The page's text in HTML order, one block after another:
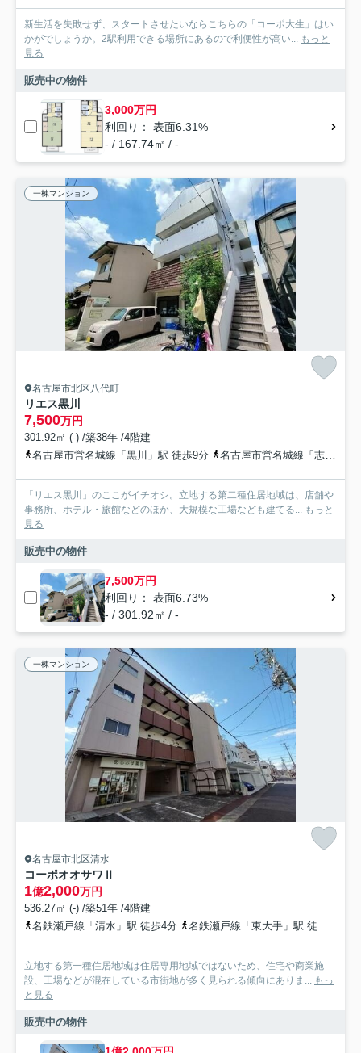
新生活を失敗せず、スタートさせたいならこちらの「コーポ大生」はい
かがでしょうか。2駅利用できる場所にあるので利便性が高い... もっと
見る
販売中の物件
3,000万円
利回り： 表面6.31%
- / 167.74㎡ / -
一棟マンション
名古屋市北区八代町
リエス黒川
7,500万円
301.92㎡ (-) /築38年 /4階建
名古屋市営名城線「黒川」駅 徒歩9分
名古屋市営名城線「志賀本通」駅 徒歩21分
「リエス黒川」のここがイチオシ。立地する第二種住居地域は、店舗や
事務所、ホテル・旅館などのほか、大規模な工場なども建てる... もっと
見る
販売中の物件
7,500万円
利回り： 表面6.73%
- / 301.92㎡ / -
一棟マンション
名古屋市北区清水
コーポオオサワⅡ
1億2,000万円
536.27㎡ (-) /築51年 /4階建
名鉄瀬戸線「清水」駅 徒歩4分
名鉄瀬戸線「東大手」駅 徒歩11分
立地する第一種住居地域は住居専用地域ではないため、住宅や商業施
設、工場などが混在している市街地が多く見られる傾向にありま... もっ
と見る
販売中の物件